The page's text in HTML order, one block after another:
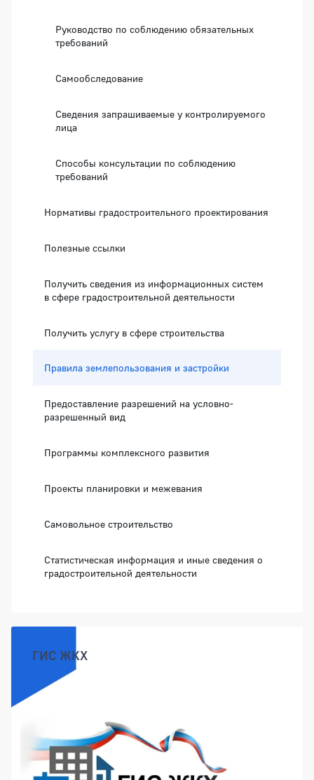
Руководство по соблюдению обязательных
требований
Самообследование
Сведения запрашиваемые у контролируемого
лица
Способы консультации по соблюдению
требований
Нормативы градостроительного проектирования
Полезные ссылки
Получить сведения из информационных систем
в сфере градостроительной деятельности
Получить услугу в сфере строительства
Правила землепользования и застройки
Предоставление разрешений на условно-
разрешенный вид
Программы комплексного развития
Проекты планировки и межевания
Самовольное строительство
Статистическая информация и иные сведения о
градостроительной деятельности
ГИС ЖКХ